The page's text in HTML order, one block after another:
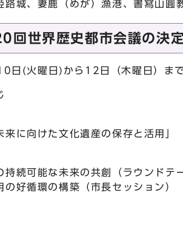
城、妻鹿（めが）漁港、書寫山圓
世界歴史都市会議の決
日(火曜日)から12日（木曜日）ま
来に向けた文化遺産の保存と活用」
続可能な未来の共創（ラウンドテ
好循環の構築（市長セッション）